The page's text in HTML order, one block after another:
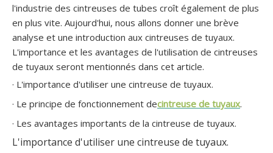
l'industrie des cintreuses de tubes croît également de plus
en plus vite. Aujourd'hui, nous allons donner une brève
analyse et une introduction aux cintreuses de tuyaux.
L'importance et les avantages de l'utilisation de cintreuses
de tuyaux seront mentionnés dans cet article.
· L'importance d'utiliser une cintreuse de tuyaux.
· Le principe de fonctionnement decintreuse de tuyaux.
· Les avantages importants de la cintreuse de tuyaux.
L'importance d'utiliser une cintreuse de tuyaux.